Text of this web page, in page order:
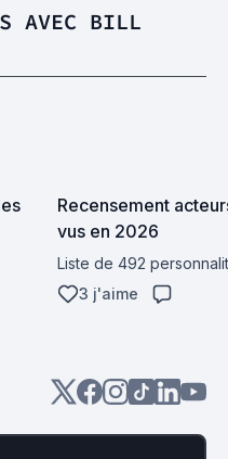
AVEC BILL
Recensement
vus en 2026
Liste de 492
3 j'aime